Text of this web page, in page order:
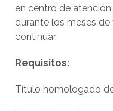
en centro de atención
durante los meses
continuar.
Requisitos:
Título homologado